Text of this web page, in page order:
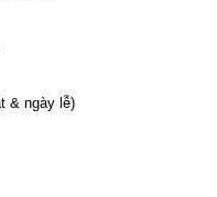
& ngày lễ)